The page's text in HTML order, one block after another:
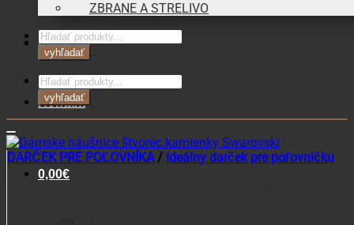
Blog
Kontakt
0,00€
ZBRANE A STRELIVO
Products
search
vyhľadať
Products
search
vyhľadať
DARČEK PRE POĽOVNÍKA / Ideálny darček pre poľovníčku